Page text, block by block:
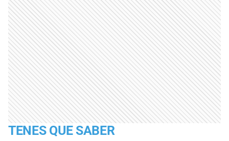
TENES QUE SABER